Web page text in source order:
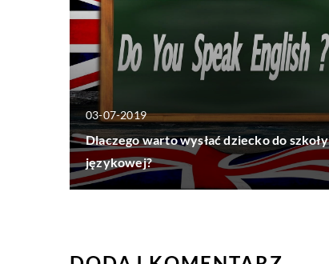
03-07-2019
Dlaczego warto wysłać dziecko do szkoły
językowej?